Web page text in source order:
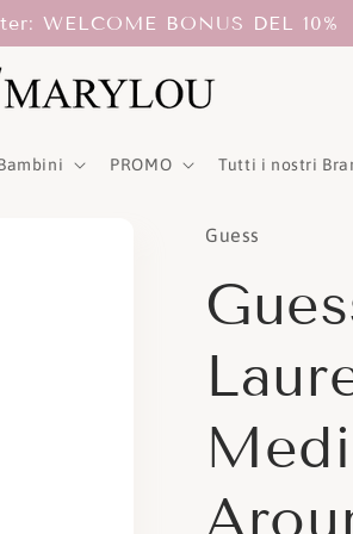
WELCOME BONUS DEL 10%
PROMO Tutti i nostri
Guess